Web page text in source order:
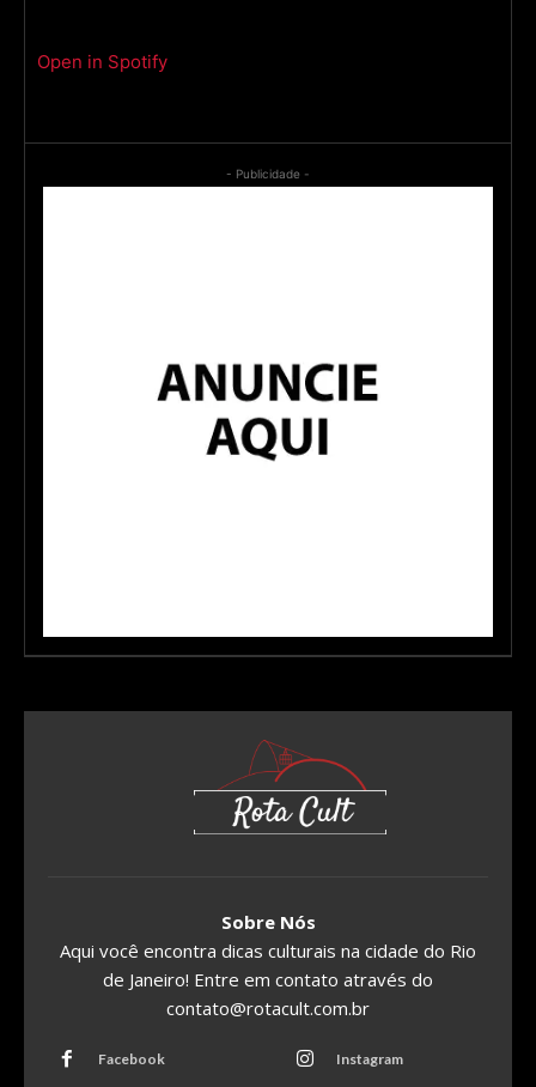
Open in Spotify
- Publicidade -
Sobre Nós
Aqui você encontra dicas culturais na cidade do Rio
de Janeiro! Entre em contato através do
contato@rotacult.com.br
Facebook Instagram